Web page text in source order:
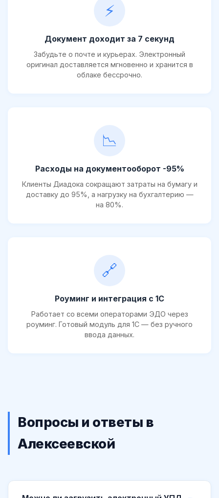
⚡
Документ доходит за 7 секунд
Забудьте о почте и курьерах. Электронный
оригинал доставляется мгновенно и хранится в
облаке бессрочно.
📉
Расходы на документооборот -95%
Клиенты Диадока сокращают затраты на бумагу и
доставку до 95%, а нагрузку на бухгалтерию —
на 80%.
🔗
Роуминг и интеграция с 1С
Работает со всеми операторами ЭДО через
роуминг. Готовый модуль для 1С — без ручного
ввода данных.
Вопросы и ответы в
Алексеевской